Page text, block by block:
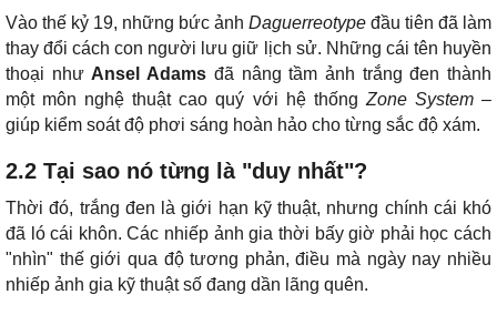
Vào thế kỷ 19, những bức ảnh Daguerreotype đầu tiên đã làm
thay đổi cách con người lưu giữ lịch sử. Những cái tên huyền
thoại nhưAnsel Adams đã nâng tầm ảnh trắng đen thành
một môn nghệ thuật cao quý với hệ thốngZone System–
giúp kiểm soát độ phơi sáng hoàn hảo cho từng sắc độ xám.
2.2 Tại sao nó từng là "duy nhất"?
Thời đó, trắng đen là giới hạn kỹ thuật, nhưng chính cái khó
đã ló cái khôn. Các nhiếp ảnh gia thời bấy giờ phải học cách
"nhìn" thế giới qua độ tương phản, điều mà ngày nay nhiều
nhiếp ảnh gia kỹ thuật số đang dần lãng quên.